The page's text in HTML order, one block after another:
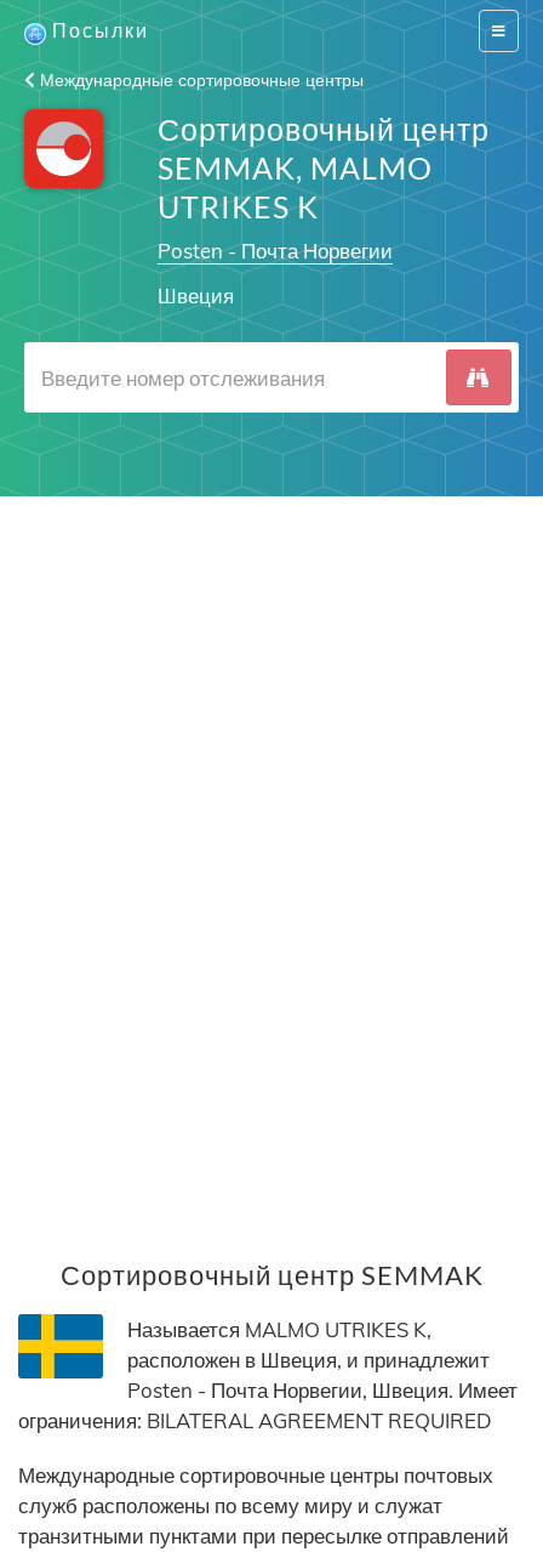
Switch
Посылки
Международные сортировочные центры
Сортировочный центр
SEMMAK, MALMO
UTRIKES K
Posten - Почта Норвегии
Швеция
Сортировочный центр SEMMAK
Называется MALMO UTRIKES K,
расположен в Швеция, и принадлежит
Posten - Почта Норвегии, Швеция. Имеет
ограничения: BILATERAL AGREEMENT REQUIRED
Международные сортировочные центры почтовых
служб расположены по всему миру и служат
транзитными пунктами при пересылке отправлений